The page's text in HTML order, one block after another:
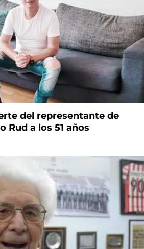
del representante de
Rud a los 51 años